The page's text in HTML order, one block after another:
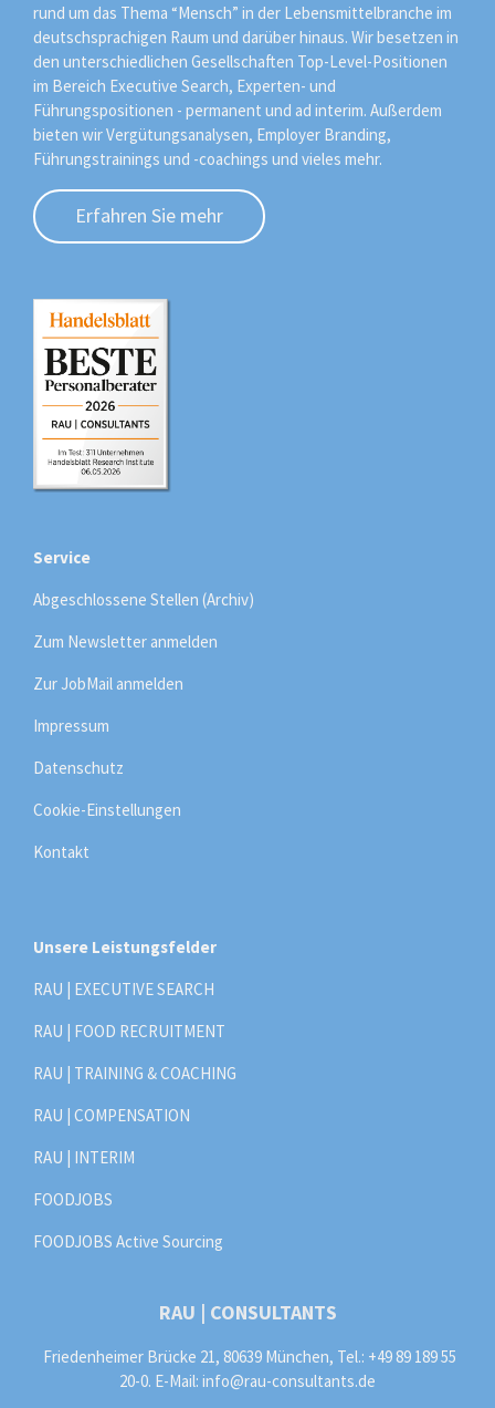
rund um das Thema “Mensch” in der Lebensmittelbranche im
deutschsprachigen Raum und darüber hinaus. Wir besetzen in
den unterschiedlichen Gesellschaften Top-Level-Positionen
im Bereich Executive Search, Experten- und
Führungspositionen - permanent und ad interim. Außerdem
bieten wir Vergütungsanalysen, Employer Branding,
Führungstrainings und -coachings und vieles mehr.
Erfahren Sie mehr
Service
Abgeschlossene Stellen (Archiv)
Zum Newsletter anmelden
Zur JobMail anmelden
Impressum
Datenschutz
Cookie-Einstellungen
Kontakt
Unsere Leistungsfelder
RAU | EXECUTIVE SEARCH
RAU | FOOD RECRUITMENT
RAU | TRAINING & COACHING
RAU | COMPENSATION
RAU | INTERIM
FOODJOBS
FOODJOBS Active Sourcing
RAU | CONSULTANTS
Friedenheimer Brücke 21, 80639 München, Tel.: +49 89 189 55
20-0. E-Mail: info@rau-consultants.de